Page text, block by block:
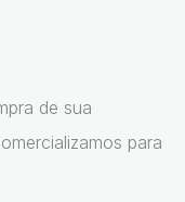
de sua
para